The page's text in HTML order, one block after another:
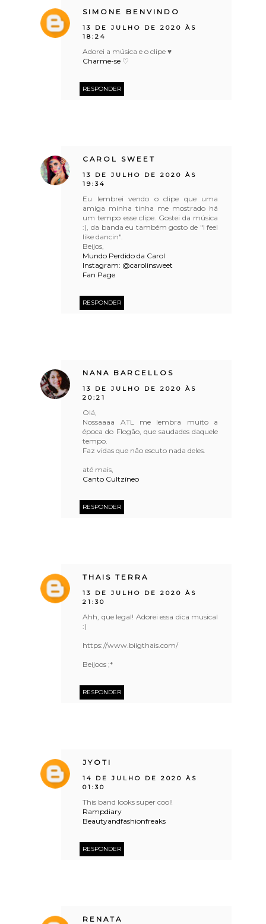
SIMONE BENVINDO
13 DE JULHO DE 2020 ÀS
18:24
Adorei a música e o clipe ♥
Charme-se ♡
RESPONDER
CAROL SWEET
13 DE JULHO DE 2020 ÀS
19:34
Eu lembrei vendo o clipe que uma
amiga minha tinha me mostrado há
um tempo esse clipe. Gostei da música
:), da banda eu também gosto de "I feel
like dancin".
Beijos,
Mundo Perdido da Carol
Instagram: @carolinsweet
Fan Page
RESPONDER
NANA BARCELLOS
13 DE JULHO DE 2020 ÀS
20:21
Olá,
Nossaaaa ATL me lembra muito a
época do Flogão, que saudades daquele
tempo.
Faz vidas que não escuto nada deles.
até mais,
Canto Cultzíneo
RESPONDER
THAIS TERRA
13 DE JULHO DE 2020 ÀS
21:30
Ahh, que legal! Adorei essa dica musical
:)
https://www.biigthais.com/
Beijoos ;*
RESPONDER
JYOTI
14 DE JULHO DE 2020 ÀS
01:30
This band looks super cool!
Rampdiary
Beautyandfashionfreaks
RESPONDER
RENATA